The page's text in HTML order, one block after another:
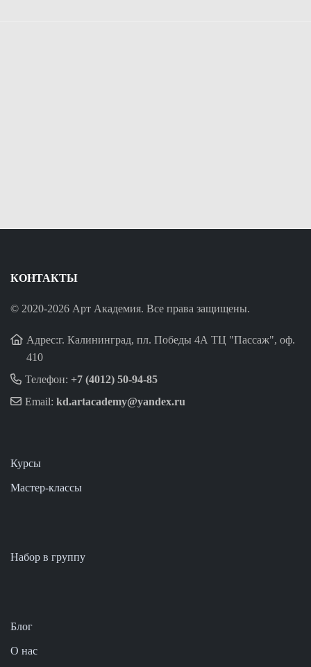
КОНТАКТЫ
© 2020-2026 Арт Академия. Все права защищены.
Адрес:г. Калининград, пл. Победы 4А ТЦ "Пассаж", оф.
410
Телефон: +7 (4012) 50-94-85
Email: kd.artacademy@yandex.ru
Курсы
Мастер-классы
Набор в группу
Блог
О нас